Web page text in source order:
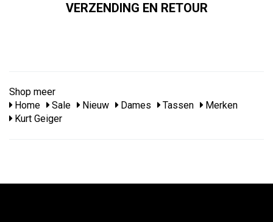
VERZENDING EN RETOUR
Shop meer
Home
Sale Nieuw Dames Tassen
Merken
Kurt Geiger